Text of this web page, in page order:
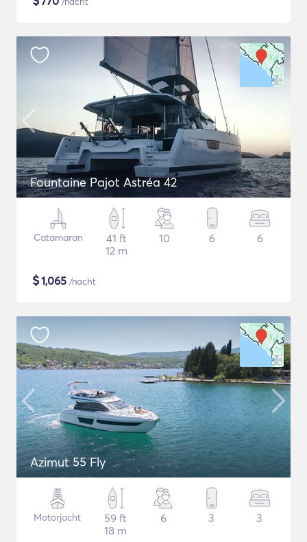
Fountaine Pajot Astréa 42
Catamaran
41 ft
12 m
10 6 6
$1,065 /nacht
Azimut 55 Fly
Motorjacht
59 ft
18 m
6 3 3